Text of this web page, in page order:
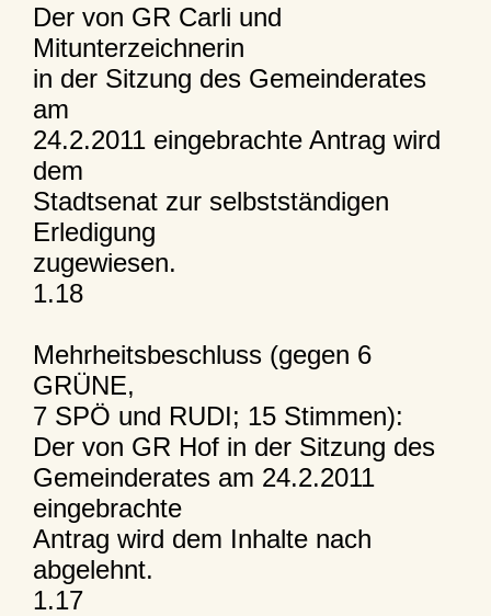
Der von GR Carli und
Mitunterzeichnerin
in der Sitzung des Gemeinderates
am
24.2.2011 eingebrachte Antrag wird
dem
Stadtsenat zur selbstständigen
Erledigung
zugewiesen.
1.18
Mehrheitsbeschluss (gegen 6
GRÜNE,
7 SPÖ und RUDI; 15 Stimmen):
Der von GR Hof in der Sitzung des
Gemeinderates am 24.2.2011
eingebrachte
Antrag wird dem Inhalte nach
abgelehnt.
1.17